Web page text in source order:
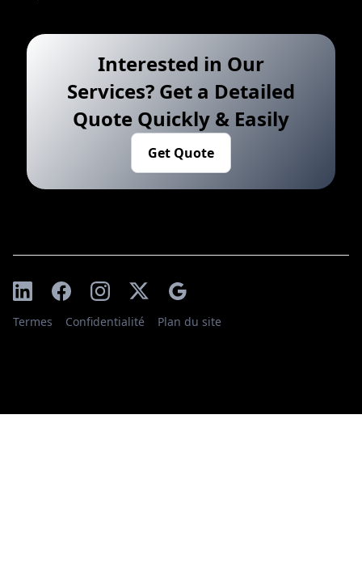
Interested in Our
Services? Get a Detailed
Quote Quickly & Easily
Get Quote
Termes Confidentialité Plan du site